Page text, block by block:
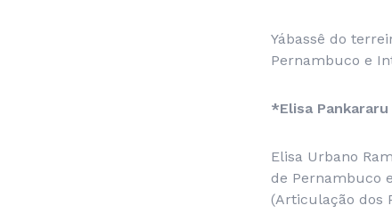
Yábassê do
Pernambuco e
*Elisa Pankararu
Elisa Urbano
de Pernambuco
(Articulação dos